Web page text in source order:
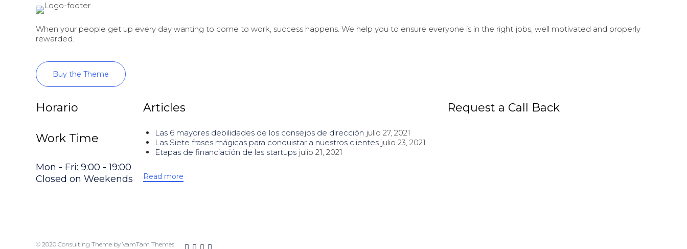
When your people get up every day wanting to come to work, success happens. We help you to ensure everyone is in the right jobs, well motivated and properly
rewarded.
Buy the Theme
Horario
Work Time
Mon - Fri: 9:00 - 19:00
Closed on Weekends
Articles
Las 6 mayores debilidades de los consejos de dirección julio 27, 2021
Las Siete frases mágicas para conquistar a nuestros clientes julio 23, 2021
Etapas de financiación de las startups julio 21, 2021
Read more
Request a Call Back
© 2020 Consulting Theme by VamTam Themes